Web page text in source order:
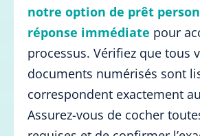
notre option de prêt
réponse immédiate pour
processus. Vérifiez que tous
documents numérisés sont
correspondent exactement
Assurez-vous de cocher